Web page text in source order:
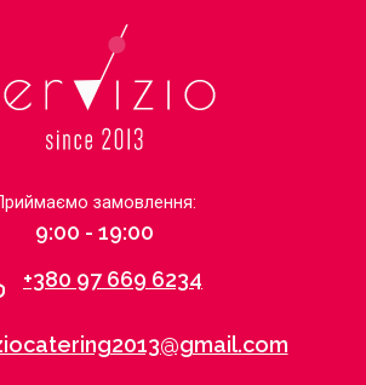
замовлення:
9:00 - 19:00
+380 97 669 6234